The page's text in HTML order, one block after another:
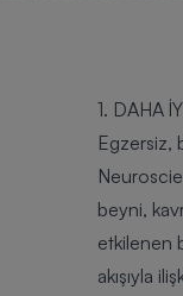
1. DAHA
Egzersiz,
beyni,
etkilenen
akışıyla